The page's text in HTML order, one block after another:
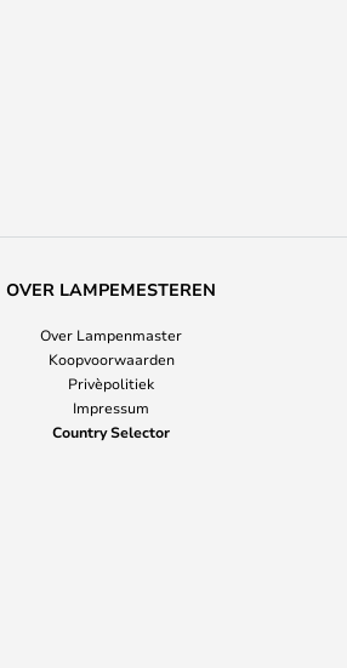
OVER LAMPEMESTEREN
Over Lampenmaster
Koopvoorwaarden
Privèpolitiek
Impressum
Country Selector